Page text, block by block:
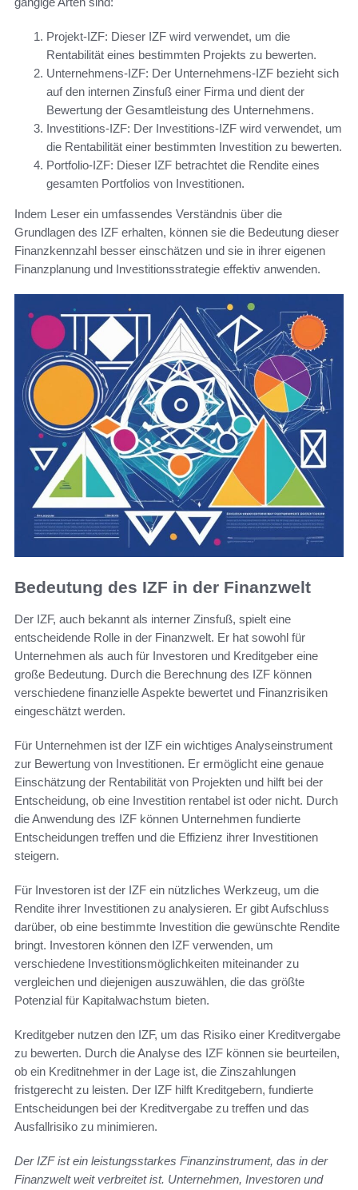
Projekt-IZF: Dieser IZF wird verwendet, um die
Rentabilität eines bestimmten Projekts zu bewerten.
Unternehmens-IZF: Der Unternehmens-IZF bezieht sich
auf den internen Zinsfuß einer Firma und dient der
Bewertung der Gesamtleistung des Unternehmens.
Investitions-IZF: Der Investitions-IZF wird verwendet, um
die Rentabilität einer bestimmten Investition zu bewerten.
Portfolio-IZF: Dieser IZF betrachtet die Rendite eines
gesamten Portfolios von Investitionen.
Indem Leser ein umfassendes Verständnis über die
Grundlagen des IZF erhalten, können sie die Bedeutung dieser
Finanzkennzahl besser einschätzen und sie in ihrer eigenen
Finanzplanung und Investitionsstrategie effektiv anwenden.
Bedeutung des IZF in der Finanzwelt
Der IZF, auch bekannt als interner Zinsfuß, spielt eine
entscheidende Rolle in der Finanzwelt. Er hat sowohl für
Unternehmen als auch für Investoren und Kreditgeber eine
große Bedeutung. Durch die Berechnung des IZF können
verschiedene finanzielle Aspekte bewertet und Finanzrisiken
eingeschätzt werden.
Für Unternehmen ist der IZF ein wichtiges Analyseinstrument
zur Bewertung von Investitionen. Er ermöglicht eine genaue
Einschätzung der Rentabilität von Projekten und hilft bei der
Entscheidung, ob eine Investition rentabel ist oder nicht. Durch
die Anwendung des IZF können Unternehmen fundierte
Entscheidungen treffen und die Effizienz ihrer Investitionen
steigern.
Für Investoren ist der IZF ein nützliches Werkzeug, um die
Rendite ihrer Investitionen zu analysieren. Er gibt Aufschluss
darüber, ob eine bestimmte Investition die gewünschte Rendite
bringt. Investoren können den IZF verwenden, um
verschiedene Investitionsmöglichkeiten miteinander zu
vergleichen und diejenigen auszuwählen, die das größte
Potenzial für Kapitalwachstum bieten.
Kreditgeber nutzen den IZF, um das Risiko einer Kreditvergabe
zu bewerten. Durch die Analyse des IZF können sie beurteilen,
ob ein Kreditnehmer in der Lage ist, die Zinszahlungen
fristgerecht zu leisten. Der IZF hilft Kreditgebern, fundierte
Entscheidungen bei der Kreditvergabe zu treffen und das
Ausfallrisiko zu minimieren.
Der IZF ist ein leistungsstarkes Finanzinstrument, das in der
Finanzwelt weit verbreitet ist. Unternehmen, Investoren und